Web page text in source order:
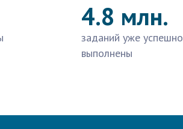
4.8 млн.
заданий уже успешно
выполнены